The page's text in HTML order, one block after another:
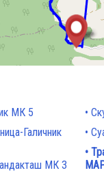
МК 5
Галичник
МК 3